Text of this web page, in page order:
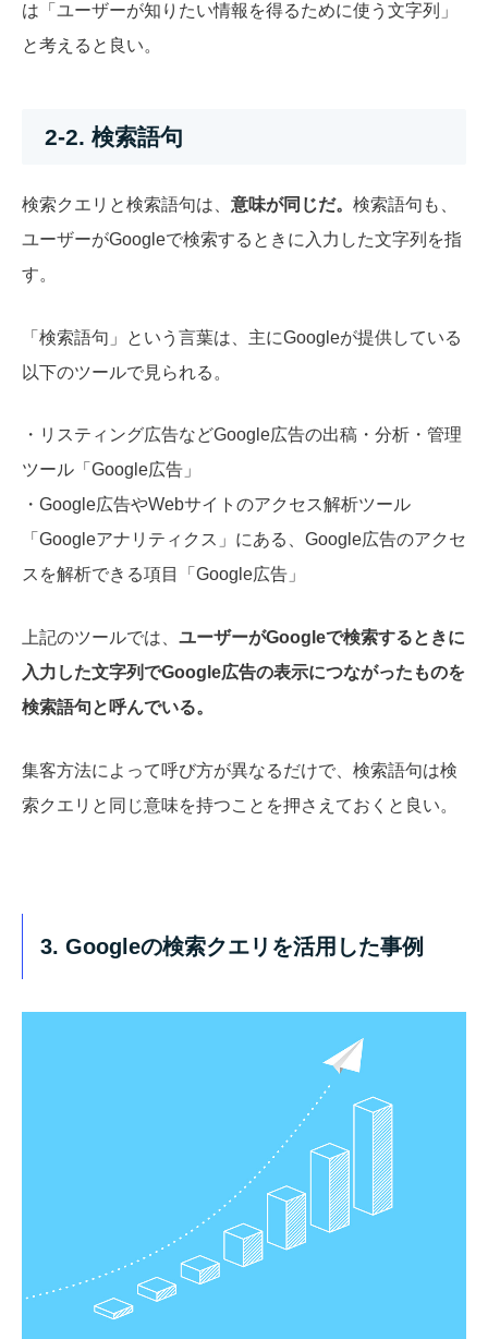
は「ユーザーが知りたい情報を得るために使う文字列」
と考えると良い。
2-2. 検索語句
検索クエリと検索語句は、 意味が同じだ。 検索語句も、
ユーザーがGoogleで検索するときに入力した文字列を指
す。
「検索語句」という言葉は、主にGoogleが提供している
以下のツールで見られる。
・リスティング広告などGoogle広告の出稿・分析・管理
ツール「Google広告」
・Google広告やWebサイトのアクセス解析ツール
「Googleアナリティクス」にある、Google広告のアクセ
スを解析できる項目「Google広告」
上記のツールでは、 ユーザーがGoogleで検索するときに
入力した文字列でGoogle広告の表示につながったものを
検索語句と呼んでいる。
集客方法によって呼び方が異なるだけで、検索語句は検
索クエリと同じ意味を持つことを押さえておくと良い。
3. Googleの検索クエリを活用した事例